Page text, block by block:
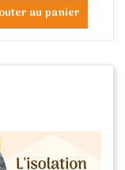
au panier